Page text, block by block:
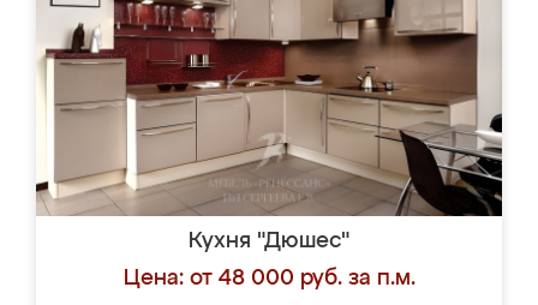
Кухня "Дюшес"
Цена: от 48 000 руб. за п.м.